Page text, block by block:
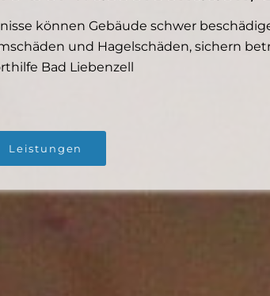
können Gebäude schwer
und Hagelschäden, sichern
Bad Liebenzell
Leistungen